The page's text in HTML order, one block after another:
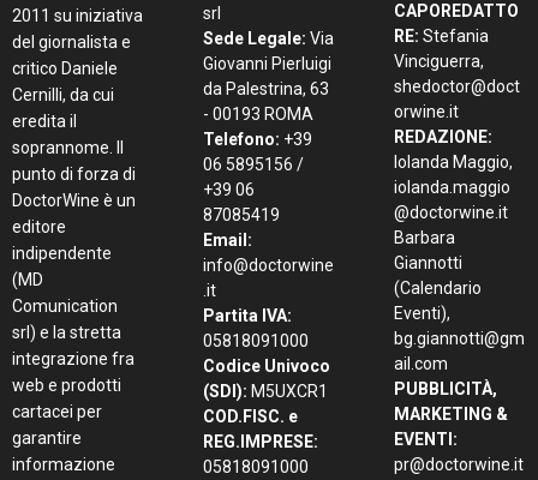
2011 su iniziativa
del giornalista e
critico Daniele
Cernilli, da cui
eredita il
soprannome. Il
punto di forza di
DoctorWine è un
editore
indipendente
(MD
Comunication
srl) e la stretta
integrazione fra
web e prodotti
cartacei per
garantire
informazione
srl
Sede Legale: Via
Giovanni Pierluigi
da Palestrina, 63
- 00193 ROMA
Telefono: +39
06 5895156 /
+39 06
87085419
Email:
info@doctorwine
.it
Partita IVA:
05818091000
Codice Univoco
(SDI): M5UXCR1
COD.FISC. e
REG.IMPRESE:
05818091000
CAPOREDATTO
RE: Stefania
Vinciguerra,
shedoctor@doct
orwine.it
REDAZIONE:
Iolanda Maggio,
iolanda.maggio
@doctorwine.it
Barbara
Giannotti
(Calendario
Eventi),
bg.giannotti@gm
ail.com
PUBBLICITÀ,
MARKETING &
EVENTI:
pr@doctorwine.it